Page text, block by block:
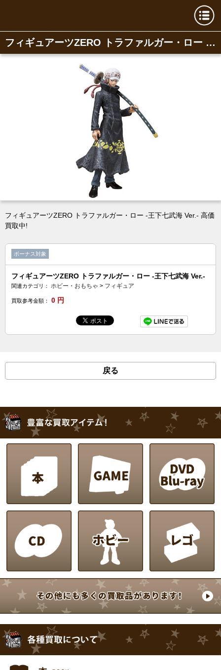
フィギュアーツZERO トラファルガー・ロー -王下七武海 Ver.-
フィギュアーツZERO トラファルガー・ロー -王下七武海 Ver.- 高価
買取中!
ボーナス対象
フィギュアーツZERO トラファルガー・ロー -王下七武海 Ver.-
関連カテゴリ： ホビー・おもちゃ > フィギュア
買取参考金額： 0 円
戻る